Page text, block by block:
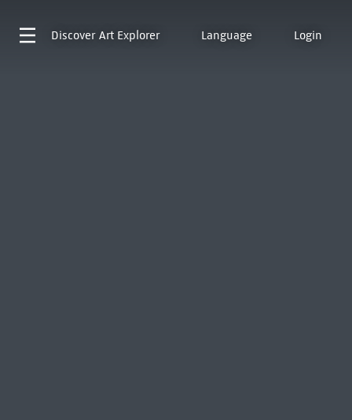
Discover Art Explorer Language Login